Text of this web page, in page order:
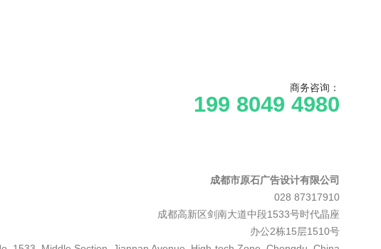
商务咨询：
199 8049 4980
成都市原石广告设计有限公司
028 87317910
成都高新区剑南大道中段1533号时代晶座
办公2栋15层1510号